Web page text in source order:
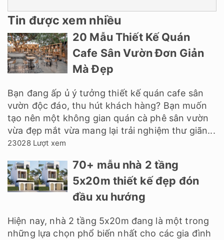
Tin được xem nhiều
20 Mẫu Thiết Kế Quán
Cafe Sân Vườn Đơn Giản
Mà Đẹp
Bạn đang ấp ủ ý tưởng thiết kế quán cafe sân
vườn độc đáo, thu hút khách hàng? Bạn muốn
tạo nên một không gian quán cà phê sân vườn
vừa đẹp mắt vừa mang lại trải nghiệm thư giãn...
23028 Lượt xem
70+ mẫu nhà 2 tầng
5x20m thiết kế đẹp đón
đầu xu hướng
Hiện nay, nhà 2 tầng 5x20m đang là một trong
những lựa chọn phổ biến nhất cho các gia đình